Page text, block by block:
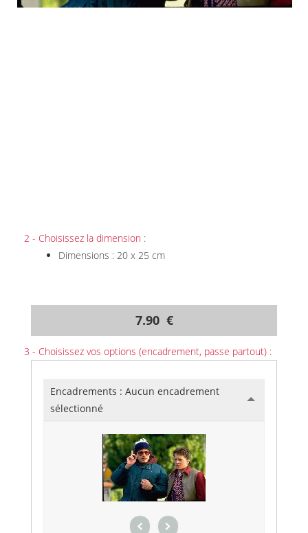
2 - Choisissez la dimension :
Dimensions : 20 x 25 cm
7.90 €
3 - Choisissez vos options (encadrement, passe partout) :
Encadrements : Aucun encadrement
sélectionné